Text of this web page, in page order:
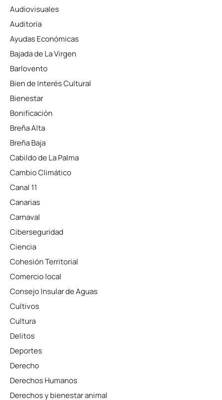
Audiovisuales
Auditoría
Ayudas Económicas
Bajada de La Virgen
Barlovento
Bien de Interés Cultural
Bienestar
Bonificación
Breña Alta
Breña Baja
Cabildo de La Palma
Cambio Climático
Canal 11
Canarias
Carnaval
Ciberseguridad
Ciencia
Cohesión Territorial
Comercio local
Consejo Insular de Aguas
Cultivos
Cultura
Delitos
Deportes
Derecho
Derechos Humanos
Derechos y bienestar animal